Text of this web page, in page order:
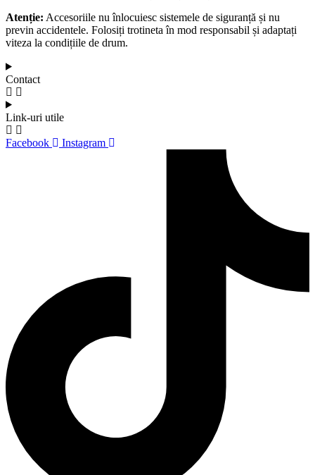
Atenție: Accesoriile nu înlocuiesc sistemele de siguranță și nu
previn accidentele. Folosiți trotineta în mod responsabil și adaptați
viteza la condițiile de drum.
Contact
Link-uri utile
Facebook Instagram